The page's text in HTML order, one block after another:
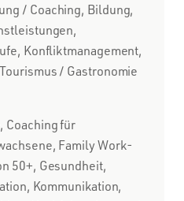
/ Coaching, Bildung,
Konfliktmanagement,
/ Gastronomie
Coaching für
Family Work-
50+, Gesundheit,
Kommunikation,